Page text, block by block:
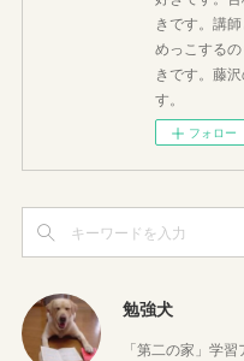
きです。講
めっこする
きです。藤
す。
フォロー
勉強犬
「第二の家」学習